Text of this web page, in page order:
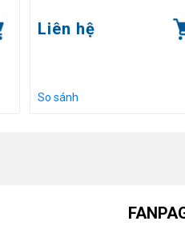
C)
Liên hệ
So sánh